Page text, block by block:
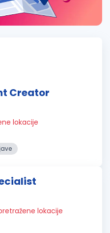
Creator
lokacije
lokacije